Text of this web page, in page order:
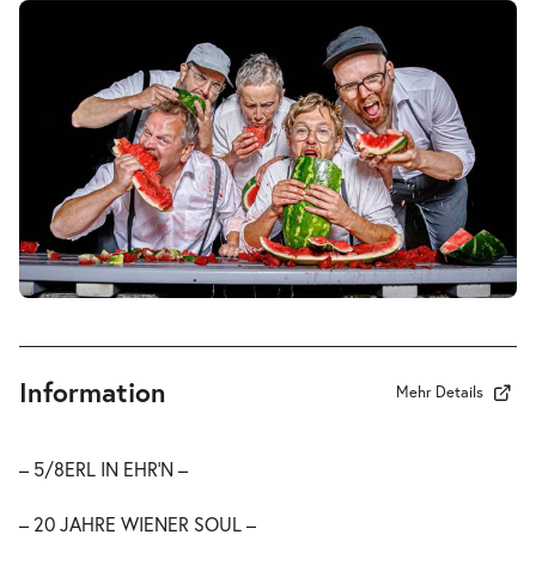
Information Mehr Details
– 5/8ERL IN EHR’N –
– 20 JAHRE WIENER SOUL –